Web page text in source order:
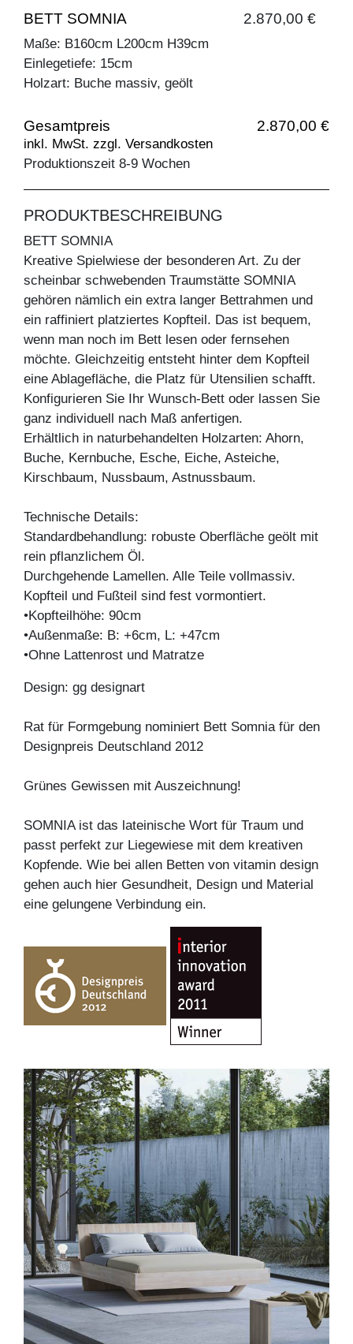
BETT SOMNIA 2.870,00 €
Maße: B160cm L200cm H39cm
Einlegetiefe: 15cm
Holzart: Buche massiv, geölt
Gesamtpreis 2.870,00 €
inkl. MwSt. zzgl. Versandkosten
Produktionszeit 8-9 Wochen
PRODUKTBESCHREIBUNG
BETT SOMNIA
Kreative Spielwiese der besonderen Art. Zu der
scheinbar schwebenden Traumstätte SOMNIA
gehören nämlich ein extra langer Bettrahmen und
ein raffiniert platziertes Kopfteil. Das ist bequem,
wenn man noch im Bett lesen oder fernsehen
möchte. Gleichzeitig entsteht hinter dem Kopfteil
eine Ablagefläche, die Platz für Utensilien schafft.
Konfigurieren Sie Ihr Wunsch-Bett oder lassen Sie
ganz individuell nach Maß anfertigen.
Erhältlich in naturbehandelten Holzarten: Ahorn,
Buche, Kernbuche, Esche, Eiche, Asteiche,
Kirschbaum, Nussbaum, Astnussbaum.
Technische Details:
Standardbehandlung: robuste Oberfläche geölt mit
rein pflanzlichem Öl.
Durchgehende Lamellen. Alle Teile vollmassiv.
Kopfteil und Fußteil sind fest vormontiert.
•Kopfteilhöhe: 90cm
•Außenmaße: B: +6cm, L: +47cm
•Ohne Lattenrost und Matratze
Design: gg designart
Rat für Formgebung nominiert Bett Somnia für den
Designpreis Deutschland 2012
Grünes Gewissen mit Auszeichnung!
SOMNIA ist das lateinische Wort für Traum und
passt perfekt zur Liegewiese mit dem kreativen
Kopfende. Wie bei allen Betten von vitamin design
gehen auch hier Gesundheit, Design und Material
eine gelungene Verbindung ein.